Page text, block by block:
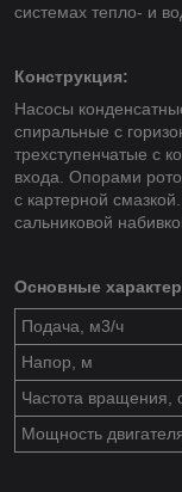
системах тепло- и
Конструкция:
Насосы
спиральные с
трехступенчатые с
входа. Опорами
с картерной
сальниковой
Основные
Подача, м3/ч
Напор, м
Частота вращения,
Мощность